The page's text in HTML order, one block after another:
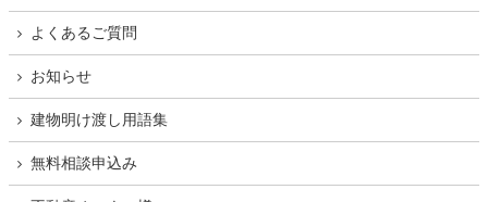
よくあるご質問
お知らせ
建物明け渡し用語集
無料相談申込み